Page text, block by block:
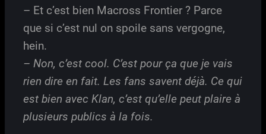
– Et c’est bien Macross Frontier ? Parce
que si c’est nul on spoile sans vergogne,
hein.
– Non, c’est cool. C’est pour ça que je vais
rien dire en fait. Les fans savent déjà. Ce qui
est bien avec Klan, c’est qu’elle peut plaire à
plusieurs publics à la fois.